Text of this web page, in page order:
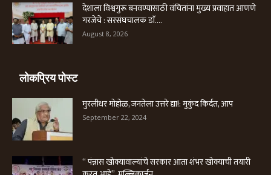
देशाला विश्वगुरू बनवण्यासाठी वंचितांना मुख्य प्रवाहात आणणे
गरजेचे : सरसंघचालक डाॅ....
August 8, 2026
लोकप्रिय पोस्ट
मुरलीधर मोहोळ, जनतेला उत्तरे द्या!: मुकुंद किर्दत, आप
September 22, 2024
“ पंन्नास खोक्यावाल्यांचे सरकार आता शंभर खोक्याची तयारी